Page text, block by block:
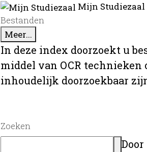
Mijn
Bestanden
Meer...
In deze index doorzoekt u
middel van OCR
inhoudelijk doorzoekbaar
Zoeken